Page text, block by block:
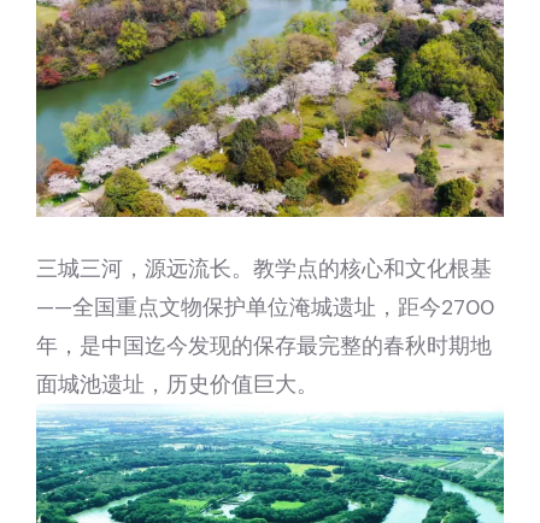
三城三河，源远流长。教学点的核心和文化根基
——全国重点文物保护单位淹城遗址，距今2700
年，是中国迄今发现的保存最完整的春秋时期地
面城池遗址，历史价值巨大。